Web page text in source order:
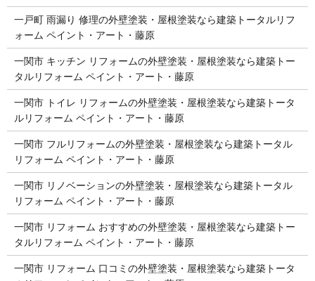
一戸町 雨漏り 修理の外壁塗装・屋根塗装なら建築トータルリフ
ォーム ペイント・アート・藤原
一関市 キッチン リフォームの外壁塗装・屋根塗装なら建築トー
タルリフォーム ペイント・アート・藤原
一関市 トイレ リフォームの外壁塗装・屋根塗装なら建築トータ
ルリフォーム ペイント・アート・藤原
一関市 フルリフォームの外壁塗装・屋根塗装なら建築トータル
リフォーム ペイント・アート・藤原
一関市 リノベーションの外壁塗装・屋根塗装なら建築トータル
リフォーム ペイント・アート・藤原
一関市 リフォーム おすすめの外壁塗装・屋根塗装なら建築トー
タルリフォーム ペイント・アート・藤原
一関市 リフォーム 口コミの外壁塗装・屋根塗装なら建築トータ